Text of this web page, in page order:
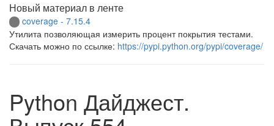
Новый материал в ленте
coverage - 7.15.4
Утилита позволяющая измерить процент покрытия тестами.
Скачать можно по ссылке: https://pypi.python.org/pypi/coverage/
Python Дайджест.